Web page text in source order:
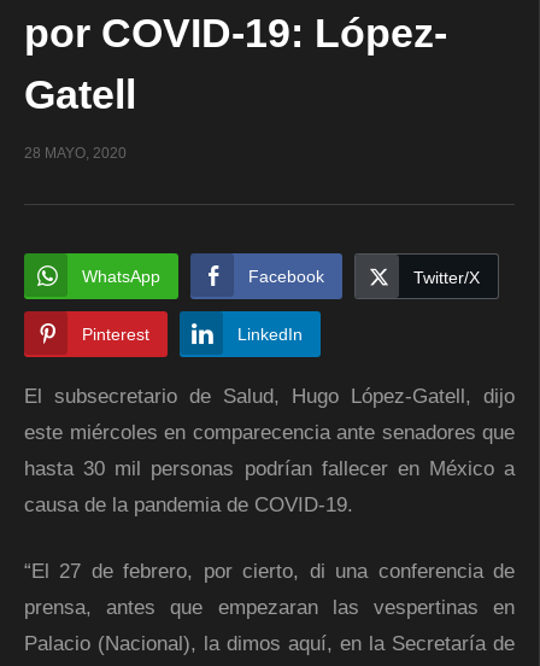
por COVID-19: López-
Gatell
28 MAYO, 2020
WhatsApp Facebook Twitter/X
Pinterest LinkedIn
El subsecretario de Salud, Hugo López-Gatell, dijo
este miércoles en comparecencia ante senadores que
hasta 30 mil personas podrían fallecer en México a
causa de la pandemia de COVID-19.
“El 27 de febrero, por cierto, di una conferencia de
prensa, antes que empezaran las vespertinas en
Palacio (Nacional), la dimos aquí, en la Secretaría de